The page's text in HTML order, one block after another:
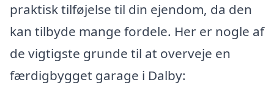
praktisk tilføjelse til din ejendom, da den
kan tilbyde mange fordele. Her er nogle af
de vigtigste grunde til at overveje en
færdigbygget garage i Dalby: